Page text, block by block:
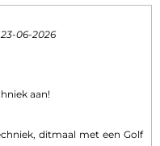
23-06-2026
aan!
ditmaal met een Golf